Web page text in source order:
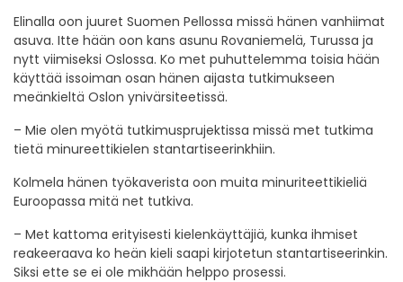
Elinalla oon juuret Suomen Pellossa missä hänen vanhiimat
asuva. Itte hään oon kans asunu Rovaniemelä, Turussa ja
nytt viimiseksi Oslossa. Ko met puhuttelemma toisia hään
käyttää issoiman osan hänen aijasta tutkimukseen
meänkieltä Oslon ynivärsiteetissä.
– Mie olen myötä tutkimusprujektissa missä met tutkima
tietä minureettikielen stantartiseerinkhiin.
Kolmela hänen työkaverista oon muita minuriteettikieliä
Euroopassa mitä net tutkiva.
– Met kattoma erityisesti kielenkäyttäjiä, kunka ihmiset
reakeeraava ko heän kieli saapi kirjotetun stantartiseerinkin.
Siksi ette se ei ole mikhään helppo prosessi.